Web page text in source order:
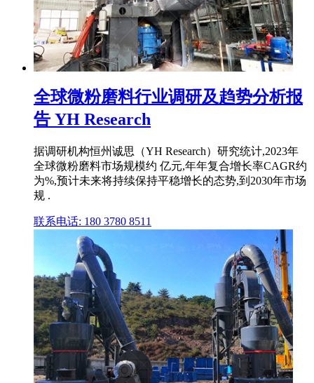
全球微粉磨料行业调研及趋势分析报
告 YH Research
据调研机构恒州诚思（YH Research）研究统计,2023年
全球微粉磨料市场规模约 亿元,年年复合增长率CAGR约
为%,预计未来将持续保持平稳增长的态势,到2030年市场
规 .
联系电话: 180 3780 8511